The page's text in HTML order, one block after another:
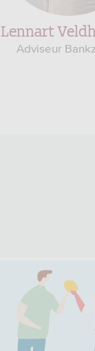
Lennart
Adviseur